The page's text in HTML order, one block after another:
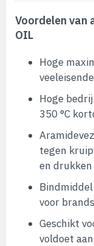
Voordelen van
OIL
Hoge
Hoge
350 °C
tegen
en drukken
voor
Geschikt
voldoet